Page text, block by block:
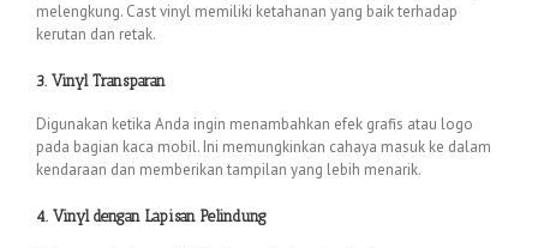
melengkung. Cast vinyl memiliki ketahanan yang baik terhadap
kerutan dan retak.
3. Vinyl Transparan
Digunakan ketika Anda ingin menambahkan efek grafis atau logo
pada bagian kaca mobil. Ini memungkinkan cahaya masuk ke dalam
kendaraan dan memberikan tampilan yang lebih menarik.
4. Vinyl dengan Lapisan Pelindung